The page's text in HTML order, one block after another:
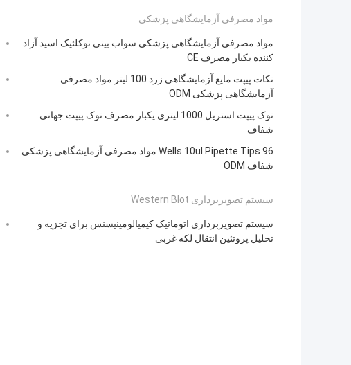
مواد مصرفی آزمایشگاهی پزشکی
مواد مصرفی آزمایشگاهی پزشکی سواب بینی نوکلئیک اسید آزاد
کننده یکبار مصرف CE
نکات پیپت مایع آزمایشگاهی زرد 100 لیتر مواد مصرفی
آزمایشگاهی پزشکی ODM
نوک پیپت استریل 1000 لیتری یکبار مصرف نوک پیپت جهانی
شفاف
96 Wells 10ul Pipette Tips مواد مصرفی آزمایشگاهی پزشکی
شفاف ODM
سیستم تصویربرداری Western Blot
سیستم تصویربرداری اتوماتیک کیمیالومینیسنس برای تجزیه و
تحلیل پروتئین انتقال لکه غربی